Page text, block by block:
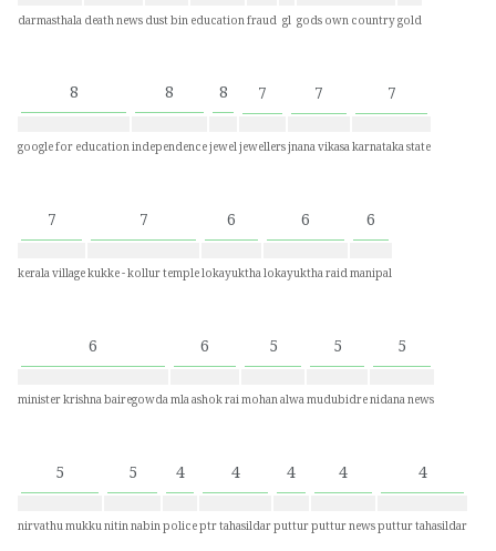
darmasthaladeath newsdust bineducationfraud gl gods own countrygold
8
google for education
8
independence
8
jewel
7
jewellers
7
jnana vikasa
7
karnataka state
7
kerala village
7
kukke - kollur temple
6
lokayuktha
6
lokayuktha raid
6
manipal
6
minister krishna bairegowda
6
mla ashok rai
5
mohan alwa
5
mudubidre
5
nidana news
5
nirvathu mukku
5
nitin nabin
4
police
4
ptr tahasildar
4
puttur
4
puttur news
4
puttur tahasildar